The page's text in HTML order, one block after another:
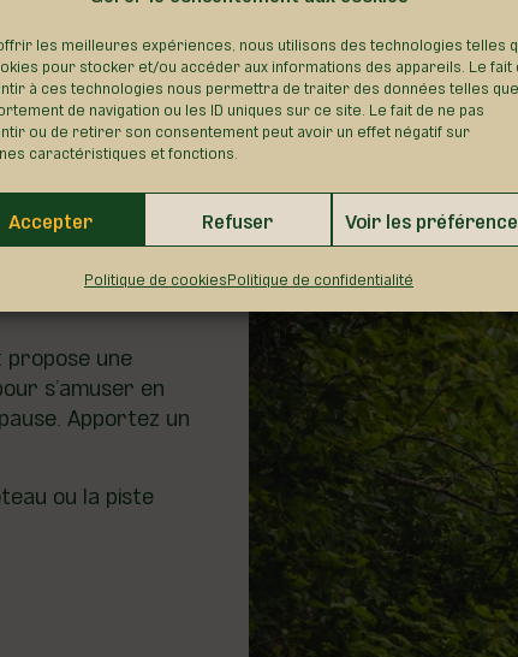
les meilleures expériences, nous utilisons des technologies telles
pour stocker et/ou accéder aux informations des appareils. Le fait
à ces technologies nous permettra de traiter des données telles
de navigation ou les ID uniques sur ce site. Le fait de ne pas
ou de retirer son consentement peut avoir un effet négatif sur
caractéristiques et fonctions.
Accepter Refuser Voir les
Politique de cookiesPolitique de confidentialité
🌸☀️🍂❄️|🐕
LIEN VERS «ALLTRAILS»
propose une
s’amuser en
Apportez un
ou la piste